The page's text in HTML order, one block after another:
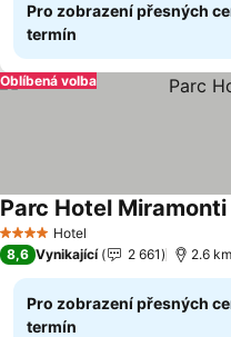
Pro zobrazení přesných
termín
Oblíbená volba
4 Počet hvězdiček
Hotel
Parc Hotel Miramonti
8,6 Vynikající 2 661 2.6
Pro zobrazení přesných
termín